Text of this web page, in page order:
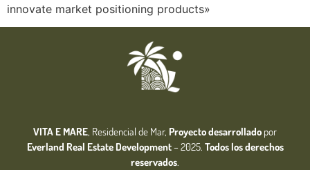
innovate market positioning products»
VITA E MARE, Residencial de Mar, Proyecto desarrollado por
Everland Real Estate Development– 2025. Todos los derechos
reservados.